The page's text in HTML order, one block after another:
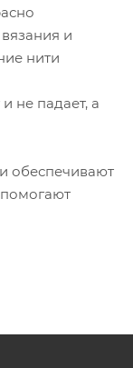
и
нити
не падает, а
обеспечивают